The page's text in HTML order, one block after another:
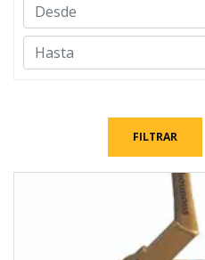
FILTRAR